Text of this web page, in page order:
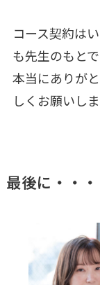
コース契約は
も先生のもと
本当にありが
しくお願いしま
最後に・・・